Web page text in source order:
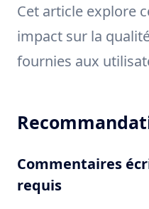
Cet article explore
impact sur la
fournies aux
Commentaires
requis